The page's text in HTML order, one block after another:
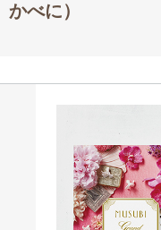
かべに）